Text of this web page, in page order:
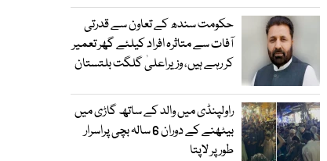
حکومت سندھ کے تعاون سے قدرتی
آفات سے متاثرہ افراد کیلئے گھر تعمیر
کر رہے ہیں، وزیراعلیٰ گلگت بلتستان
راولپنڈی میں والد کے ساتھ گاڑی میں
بیٹھنے کے دوران 6 سالہ بچی پراسرار
طور پر لاپتا